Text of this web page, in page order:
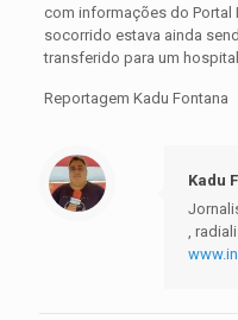
com informações do Portal
socorrido estava ainda
transferido para um
Reportagem Kadu Fontana
Kadu
,